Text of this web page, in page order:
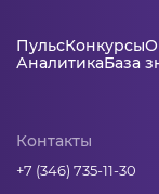
ПульсКонкурсы
АналитикаБаза
Контакты
+7 (346) 735-11-30